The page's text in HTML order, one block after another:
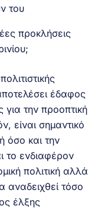
του
προκλήσεις
έδαφος
την προοπτική
είναι σημαντικό
όσο και την
το ενδιαφέρον
πολιτική αλλά
αναδειχθεί τόσο
έλξης